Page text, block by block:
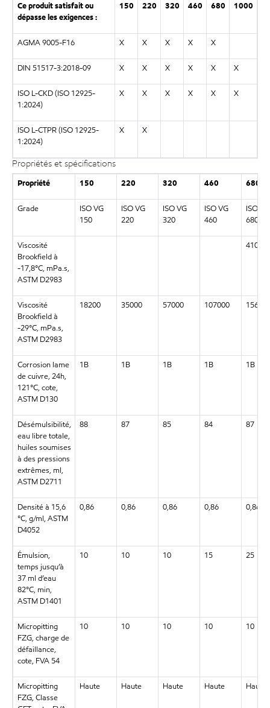
Ce produit satisfait ou
dépasse les exigences :
150 220 320 460 680 1000
AGMA 9005-F16 X X X X X
DIN 51517-3:2018-09 X X X X X X
ISO L-CKD (ISO 12925-
1:2024)
X X X X X X
ISO L-CTPR (ISO 12925-
1:2024)
X X
Propriétés et spécifications
Propriété 150 220 320 460 680
Grade
ISO VG
150
ISO VG
220
ISO VG
320
ISO VG
460
ISO VG
680
Viscosité
Brookfield à
-17,8°C, mPa.s,
ASTM D2983
41000
Viscosité
Brookfield à
-29°C, mPa.s,
ASTM D2983
18200 35000 57000 107000
Corrosion lame
de cuivre, 24h,
121°C, cote,
ASTM D130
1B 1B 1B 1B 1B
Désémulsibilité,
eau libre totale,
huiles soumises
à des pressions
extrêmes, ml,
ASTM D2711
88 87 85 84 87
Densité à 15,6
°C, g/ml, ASTM
D4052
0,86 0,86 0,86 0,86 0,86
Émulsion,
temps jusqu’à
37 ml d’eau
82°C, min,
ASTM D1401
10 10 10 15 25
Micropitting
FZG, charge de
défaillance,
cote, FVA 54
10 10 10 10 10
Micropitting
FZG, Classe
Haute Haute Haute Haute Haute